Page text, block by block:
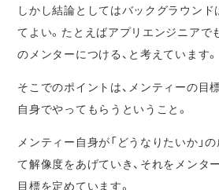
しかし結論としてはバックグラウンド
てよい。たとえばアプリエンジニアで
のメンターにつける、と考えています。
そこでのポイントは、メンティーの目
自身でやってもらうということ。
メンティー自身が「どうなりたいか」
て解像度をあげていき、それをメンタ
目標を定めています。